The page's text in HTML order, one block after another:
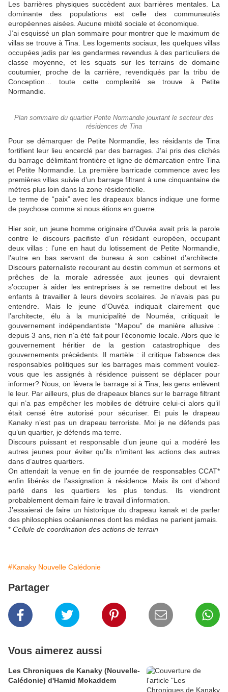
Les barrières physiques succèdent aux barrières mentales. La
dominante des populations est celle des communautés
européennes aisées. Aucune mixité sociale et économique.
J’ai esquissé un plan sommaire pour montrer que le maximum de
villas se trouve à Tina. Les logements sociaux, les quelques villas
occupées jadis par les gendarmes revendus à des particuliers de
classe moyenne, et les squats sur les terrains de domaine
coutumier, proche de la carrière, revendiqués par la tribu de
Conception… toute cette complexité se trouve à Petite
Normandie.
Plan sommaire du quartier Petite Normandie jouxtant le secteur des
résidences de Tina
Pour se démarquer de Petite Normandie, les résidants de Tina
fortifient leur lieu encerclé par des barrages. J’ai pris des clichés
du barrage délimitant frontière et ligne de démarcation entre Tina
et Petite Normandie. La première barricade commence avec les
premières villas suivie d’un barrage filtrant à une cinquantaine de
mètres plus loin dans la zone résidentielle.
Le terme de “paix” avec les drapeaux blancs indique une forme
de psychose comme si nous étions en guerre.
Hier soir, un jeune homme originaire d’Ouvéa avait pris la parole
contre le discours pacifiste d’un résidant européen, occupant
deux villas : l’une en haut du lotissement de Petite Normandie,
l’autre en bas servant de bureau à son cabinet d’architecte.
Discours paternaliste recourant au destin commun et sermons et
prêches de la morale adressée aux jeunes qui devraient
s’occuper à aider les entreprises à se remettre debout et les
enfants à travailler à leurs devoirs scolaires. Je n’avais pas pu
entendre. Mais le jeune d’Ouvéa indiquait clairement que
l’architecte, élu à la municipalité de Nouméa, critiquait le
gouvernement indépendantiste “Mapou” de manière allusive :
depuis 3 ans, rien n’a été fait pour l’économie locale. Alors que le
gouvernement héritier de la gestion catastrophique des
gouvernements précédents. Il martèle : il critique l’absence des
responsables politiques sur les barrages mais comment voulez-
vous que les assignés à résidence puissent se déplacer pour
informer? Nous, on lèvera le barrage si à Tina, les gens enlèvent
le leur. Par ailleurs, plus de drapeaux blancs sur le barrage filtrant
qui n’a pas empêcher les mobiles de détruire celui-ci alors qu’il
était censé être autorisé pour sécuriser. Et puis le drapeau
Kanaky n’est pas un drapeau terroriste. Moi je ne défends pas
qu’un quartier, je défends ma terre.
Discours puissant et responsable d’un jeune qui a modéré les
autres jeunes pour éviter qu’ils n’imitent les actions des autres
dans d’autres quartiers.
On attendait la venue en fin de journée de responsables CCAT*
enfin libérés de l’assignation à résidence. Mais ils ont d’abord
parlé dans les quartiers les plus tendus. Ils viendront
probablement demain faire le travail d’information.
J’essaierai de faire un historique du drapeau kanak et de parler
des philosophies océaniennes dont les médias ne parlent jamais.
* Cellule de coordination des actions de terrain
#Kanaky Nouvelle Calédonie
Partager
Vous aimerez aussi
Les Chroniques de Kanaky (Nouvelle-
Calédonie) d'Hamid Mokaddem